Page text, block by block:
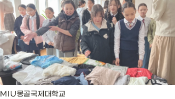
MIU몽골국제대학교